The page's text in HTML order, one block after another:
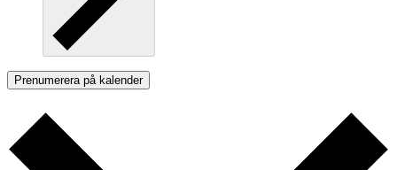
Prenumerera på kalender